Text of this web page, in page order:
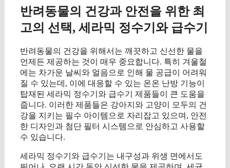
반려동물의 건강과 안전을 위한 최
고의 선택, 세라믹 정수기와 급수기
반려동물의 건강을 위해서는 깨끗하고 신선한 물을
언제든 제공하는 것이 매우 중요합니다. 특히 겨울철
에는 차가운 날씨와 얼음으로 인해 물 공급이 어려워
질 수 있는데, 이에 대응할 수 있는 온온 난방 기능이
탑재된 세라믹 정수기와 급수기 제품들이 큰 도움을
줍니다. 이러한 제품들은 강아지와 고양이 모두의 건
강을 지키는 필수 아이템으로 자리잡고 있으며, 안전
한 디자인과 첨단 필터 시스템으로 안심하고 사용할
수 있습니다.
세라믹 정수기와 급수기는 내구성과 위생 면에서도